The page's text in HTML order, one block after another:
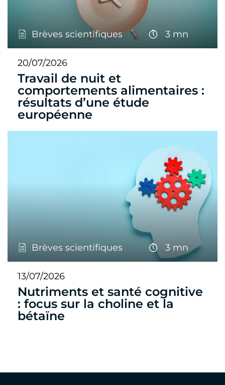
Brèves scientifiques 3 mn
20/07/2026
Travail de nuit et
comportements alimentaires :
résultats d’une étude
européenne
Brèves scientifiques 3 mn
13/07/2026
Nutriments et santé cognitive
: focus sur la choline et la
bétaïne